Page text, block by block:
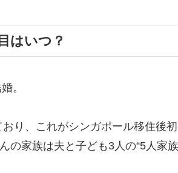
はいつ？
。
り、これがシンガポール移住後初
の家族は夫と子ども3人の“5人家